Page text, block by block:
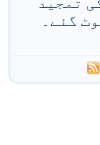
گئے۔